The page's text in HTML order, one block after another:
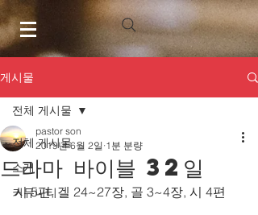
게시물
전체 게시물
소개
커뮤니티
전체 게시물
드라마 바이블 32일
pastor son
2019년 6월 2일 1분 분량
시 5편, 겔 24~27장, 골 3~4장, 시 4편